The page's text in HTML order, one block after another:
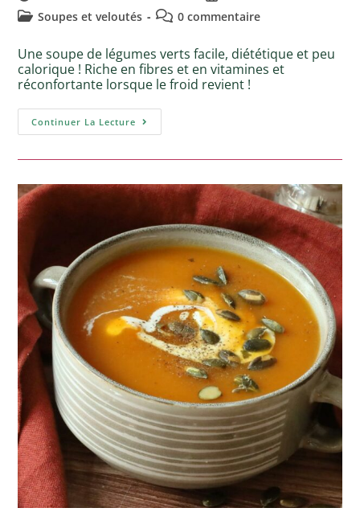
Soupes et veloutés
0 commentaire
Une soupe de légumes verts facile, diététique et peu
calorique ! Riche en fibres et en vitamines et
réconfortante lorsque le froid revient !
Continuer La Lecture